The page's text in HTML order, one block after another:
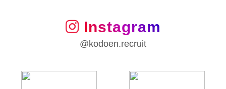
Instagram
@kodoen.recruit